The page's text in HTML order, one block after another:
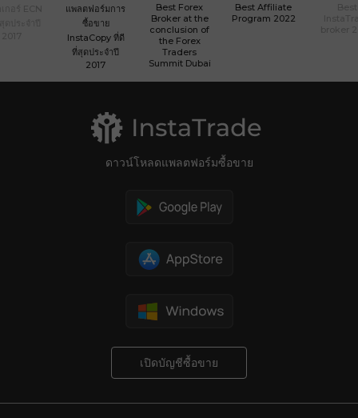
แพลตฟอร์มการ
ซื้อขาย
InstaCopy ที่ดี
ที่สุดประจำปี
2017
Best Forex
Broker at the
conclusion of
the Forex
Traders
Summit Dubai
Best Affiliate
Program 2022
ดาวน์โหลดแพลตฟอร์มซื้อขาย
เปิดบัญชีซื้อขาย